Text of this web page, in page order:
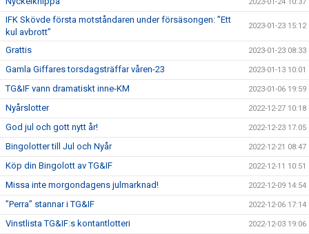
IFK Skövde första motståndaren under försäsongen: ”Ett
kul avbrott”
2023-01-23 15:12
Grattis 2023-01-23 08:33
Gamla Giffares torsdagsträffar våren-23 2023-01-13 10:01
TG&IF vann dramatiskt inne-KM 2023-01-06 19:59
Nyårslotter 2022-12-27 10:18
God jul och gott nytt år! 2022-12-23 17:05
Bingolotter till Jul och Nyår 2022-12-21 08:47
Köp din Bingolott av TG&IF 2022-12-11 10:51
Missa inte morgondagens julmarknad! 2022-12-09 14:54
”Perra” stannar i TG&IF 2022-12-06 17:14
Vinstlista TG&IF:s kontantlotteri 2022-12-03 19:06